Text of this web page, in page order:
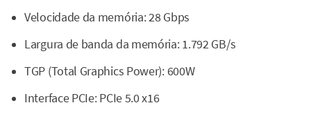
Velocidade da memória: 28 Gbps
Largura de banda da memória: 1.792 GB/s
TGP (Total Graphics Power): 600W
Interface PCIe: PCIe 5.0 x16